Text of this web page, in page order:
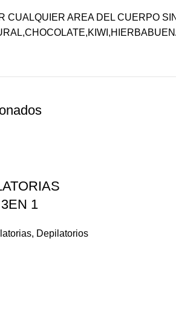
CUALQUIER AREA DEL CUERPO
1
, Depilatorios